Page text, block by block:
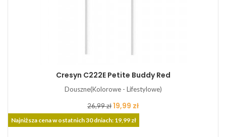
Cresyn C222E Petite Buddy Red
Douszne(Kolorowe - Lifestylowe)
Cena
podstawowa
26,99 złCena
19,99 zł
Najniższa cena w ostatnich 30 dniach: 19,99 zł